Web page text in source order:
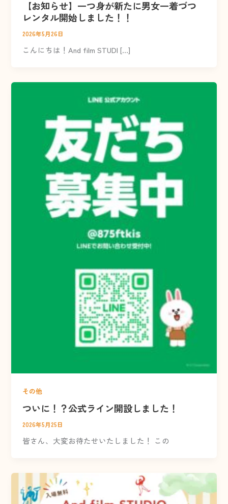
【お知らせ】一つ身が新たに男女一着づつ
レンタル開始しました！！
2026年5月26日
こんにちは！And film STUDI […]
その他
ついに！？公式ライン開設しました！
2026年5月25日
皆さん、大変お待たせいたしました！ この